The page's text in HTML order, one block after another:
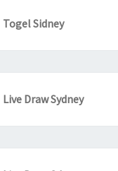
Togel Sidney
Live Draw Sydney